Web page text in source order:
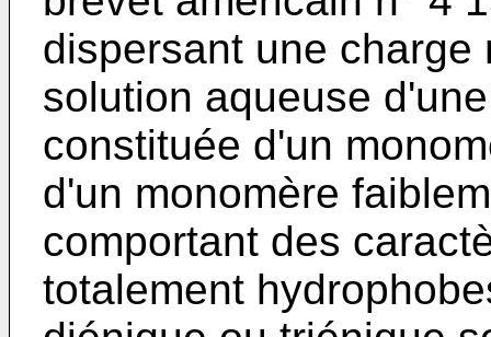
dispersant une
solution aqueuse
constituée d'un
d'un monomère
comportant des
totalement